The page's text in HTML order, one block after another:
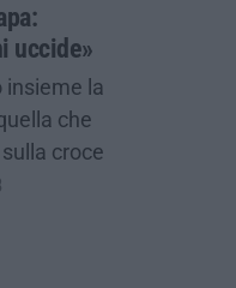
uccide»
insieme la
che
croce